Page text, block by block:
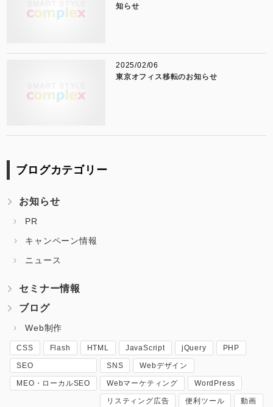
知らせ
2025/02/06
東京オフィス移転のお知らせ
ブログカテゴリー
お知らせ
PR
キャンペーン情報
ニュース
セミナー情報
ブログ
Web制作
CSS Flash HTML JavaScript jQuery PHP
SEO
MEO・ローカルSEO
SNS Webデザイン
Webマーケティング WordPress
リスティング広告 便利ツール 動画